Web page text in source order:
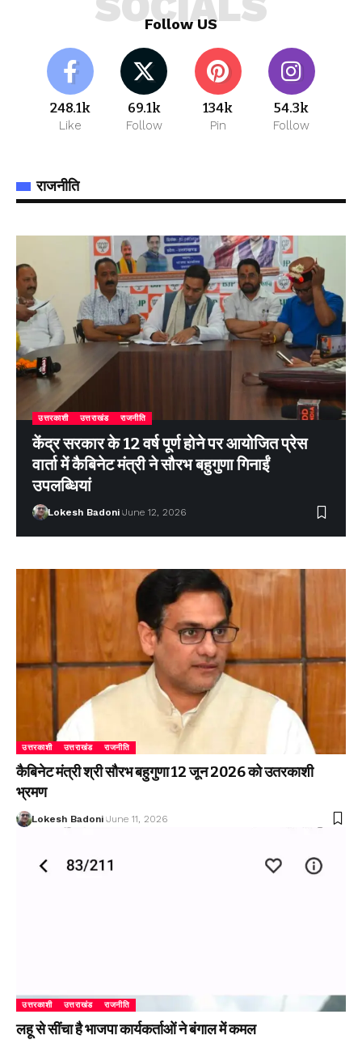
Follow US
248.1k
Like
69.1k
Follow
134k
Pin
54.3k
Follow
राजनीति
उत्तरकाशी उत्तराखंड राजनीति
केंद्र सरकार के 12 वर्ष पूर्ण होने पर आयोजित प्रेस
वार्ता में कैबिनेट मंत्री ने सौरभ बहुगुणा गिनाईं
उपलब्धियां
Lokesh Badoni June 12, 2026
उत्तरकाशी उत्तराखंड राजनीति
कैबिनेट मंत्री श्री सौरभ बहुगुणा 12 जून 2026 को उतरकाशी
भ्रमण
Lokesh Badoni June 11, 2026
उत्तरकाशी उत्तराखंड राजनीति
लहू से सींचा है भाजपा कार्यकर्ताओं ने बंगाल में कमल